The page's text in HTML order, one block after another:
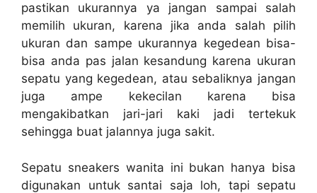
pastikan ukurannya ya jangan sampai salah
memilih ukuran, karena jika anda salah pilih
ukuran dan sampe ukurannya kegedean bisa-
bisa anda pas jalan kesandung karena ukuran
sepatu yang kegedean, atau sebaliknya jangan
juga ampe kekecilan karena bisa
mengakibatkan jari-jari kaki jadi tertekuk
sehingga buat jalannya juga sakit.
Sepatu sneakers wanita ini bukan hanya bisa
digunakan untuk santai saja loh, tapi sepatu